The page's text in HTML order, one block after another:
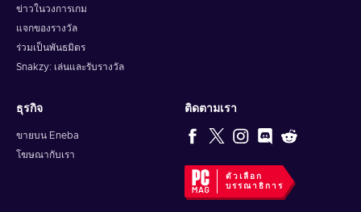
ข่าวในวงการเกม
แจกของรางวัล
ร่วมเป็นพันธมิตร
Snakzy: เล่นและรับรางวัล
ธุรกิจ
ขายบน Eneba
โฆษณากับเรา
ติดตามเรา
ตัวเลือก
บรรณาธิการ